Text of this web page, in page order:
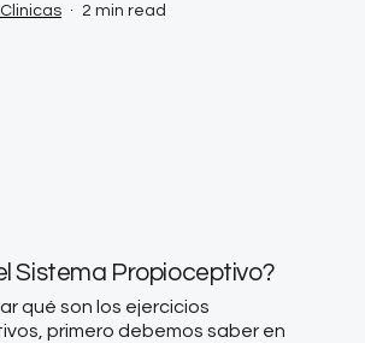
2 min read
Sistema Propioceptivo?
qué son los ejercicios
primero debemos saber en